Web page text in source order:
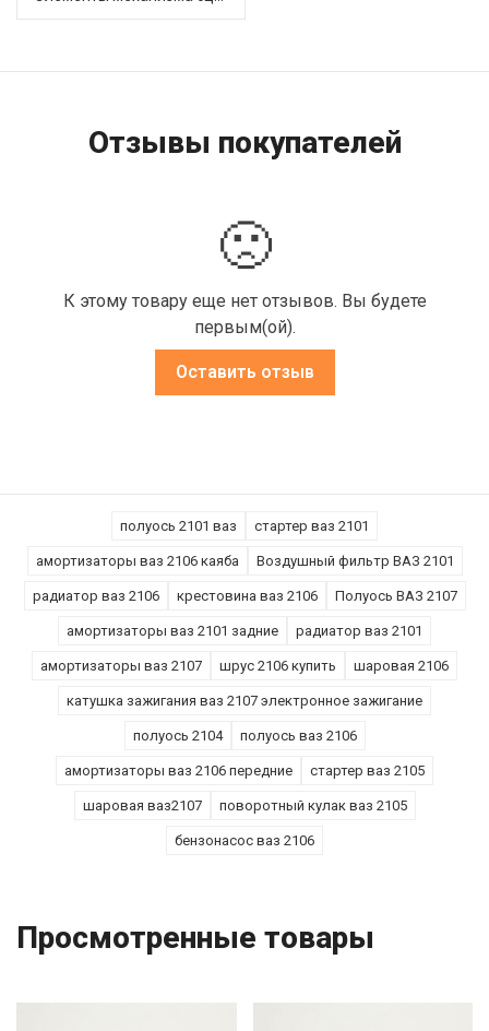
Отзывы покупателей
🙁
К этому товару еще нет отзывов. Вы будете
первым(ой).
Оставить отзыв
полуось 2101 ваз стартер ваз 2101
амортизаторы ваз 2106 каяба Воздушный фильтр ВАЗ 2101
радиатор ваз 2106 крестовина ваз 2106 Полуось ВАЗ 2107
амортизаторы ваз 2101 задние радиатор ваз 2101
амортизаторы ваз 2107 шрус 2106 купить шаровая 2106
катушка зажигания ваз 2107 электронное зажигание
полуось 2104 полуось ваз 2106
амортизаторы ваз 2106 передние стартер ваз 2105
шаровая ваз2107 поворотный кулак ваз 2105
бензонасос ваз 2106
Просмотренные товары